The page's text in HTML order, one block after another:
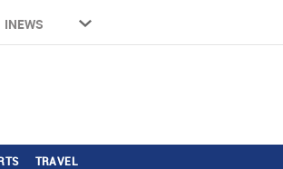
INEWS
TRAVEL